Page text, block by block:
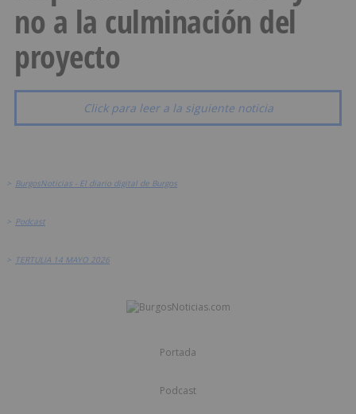
no a la culminación del
proyecto
Click para leer a la siguiente noticia
> BurgosNoticias - El diario digital de Burgos
> Podcast
> TERTULIA 14 MAYO 2026
Portada
Podcast